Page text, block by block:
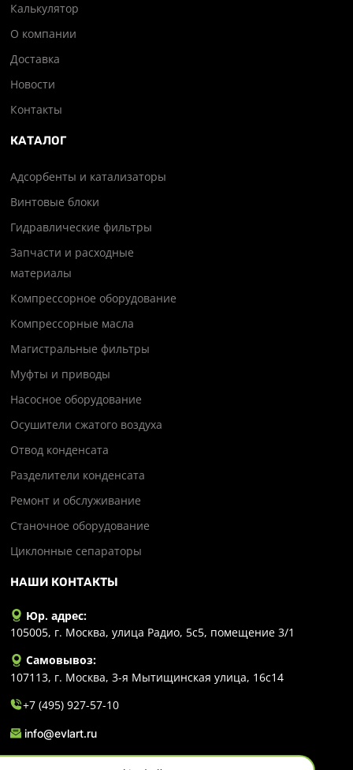
Калькулятор
О компании
Доставка
Новости
Контакты
КАТАЛОГ
Адсорбенты и катализаторы
Винтовые блоки
Гидравлические фильтры
Запчасти и расходные
материалы
Компрессорное оборудование
Компрессорные масла
Магистральные фильтры
Муфты и приводы
Насосное оборудование
Осушители сжатого воздуха
Отвод конденсата
Разделители конденсата
Ремонт и обслуживание
Станочное оборудование
Циклонные сепараторы
НАШИ КОНТАКТЫ
Юр. адрес:
105005, г. Москва, улица Радио, 5с5, помещение 3/1
Самовывоз:
107113, г. Москва, 3-я Мытищинская улица, 16с14
+7 (495) 927-57-10
info@evlart.ru